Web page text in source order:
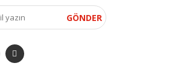
GÖNDER